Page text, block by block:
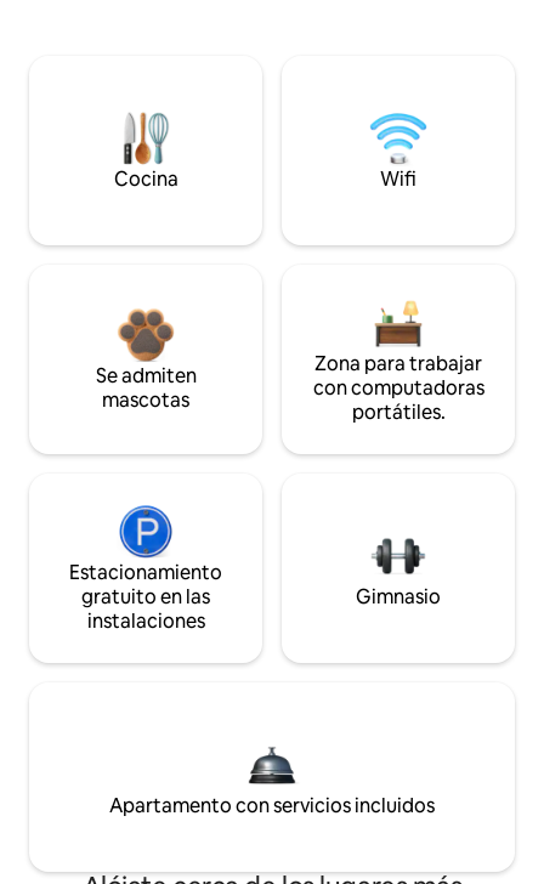
Cocina Wifi
Se admiten
mascotas
Zona para trabajar
con computadoras
portátiles.
Estacionamiento
gratuito en las
instalaciones
Gimnasio
Apartamento con servicios incluidos